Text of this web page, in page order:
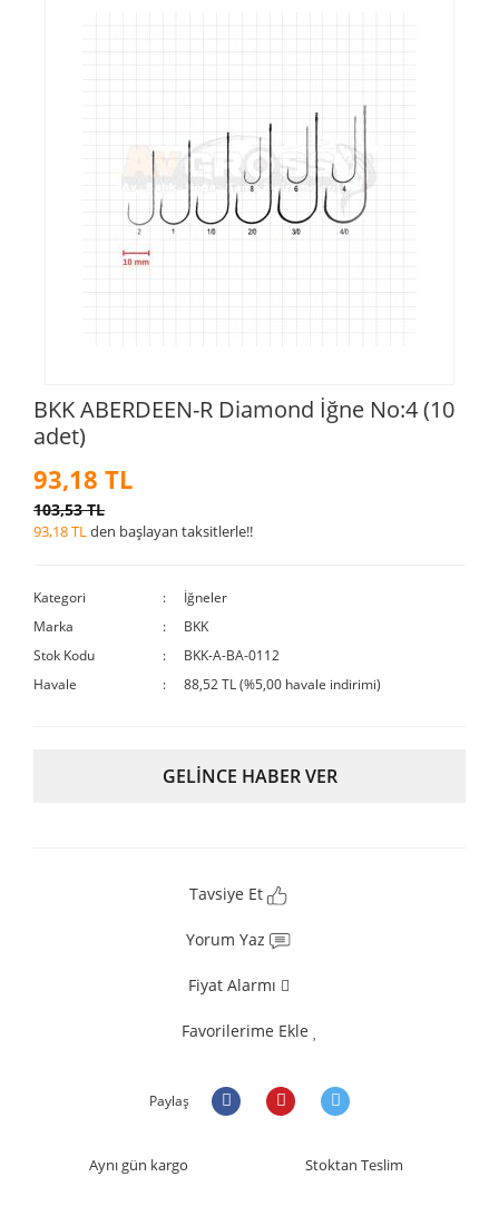
BKK ABERDEEN-R Diamond İğne No:4 (10
adet)
93,18 TL
103,53 TL
93,18 TLden başlayan taksitlerle!!
Kategori
İğneler
Marka
BKK
Stok Kodu
BKK-A-BA-0112
Havale
88,52 TL (%5,00 havale indirimi)
GELİNCE HABER VER
Tavsiye Et
Yorum Yaz
Fiyat Alarmı
Favorilerime Ekle
Paylaş
Aynı gün kargo Stoktan Teslim